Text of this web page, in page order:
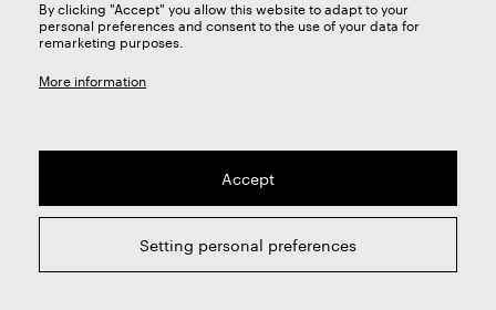
Technical support
2026 © ZPS-FN a.s. | All right reserved
webdesign byStudio 9
By clicking "Accept" you allow this website to adapt to your
personal preferences and consent to the use of your data for
remarketing purposes.
More information
Accept
Setting personal preferences